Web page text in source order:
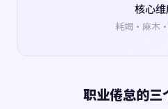
核心
耗竭·麻木
职业倦怠的三